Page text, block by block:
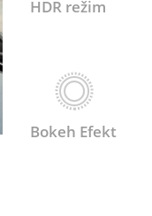
HDR režim
Bokeh Efekt